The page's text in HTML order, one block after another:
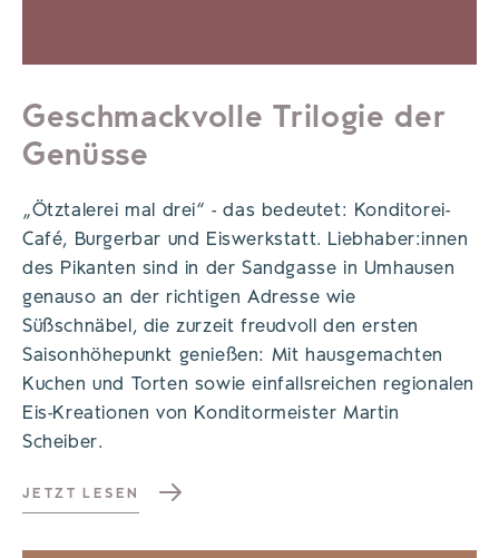
Geschmackvolle Trilogie der
Genüsse
„Ötztalerei mal drei“ - das bedeutet: Konditorei-
Café, Burgerbar und Eiswerkstatt. Liebhaber:innen
des Pikanten sind in der Sandgasse in Umhausen
genauso an der richtigen Adresse wie
Süßschnäbel, die zurzeit freudvoll den ersten
Saisonhöhepunkt genießen: Mit hausgemachten
Kuchen und Torten sowie einfallsreichen regionalen
Eis-Kreationen von Konditormeister Martin
Scheiber.
JETZT LESEN